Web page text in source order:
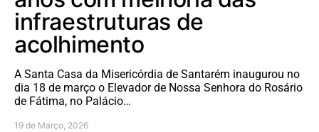
infraestruturas de
acolhimento
A Santa Casa da Misericórdia de Santarém inaugurou no
dia 18 de março o Elevador de Nossa Senhora do Rosário
de Fátima, no Palácio…
19 de Março, 2026